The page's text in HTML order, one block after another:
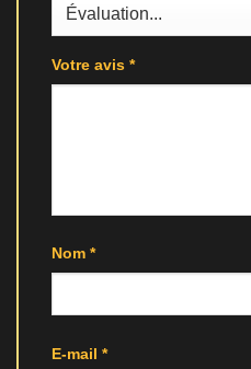
Votre avis *
Nom *
E-mail *